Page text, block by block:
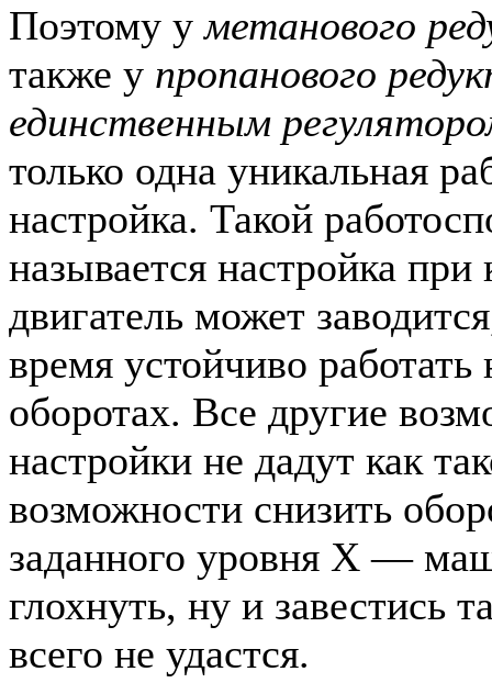
Поэтому уметанового
также у пропанового
единственным
только одна уникальная
настройка. Такой
называется настройка при
двигатель может
время устойчиво
оборотах. Все другие
настройки не дадут как
возможности снизить
заданного уровня Х —
глохнуть, ну и завестись
всего не удастся.